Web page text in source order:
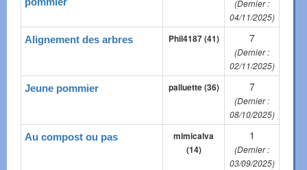
(Dernier :
04/11/2025)
Alignement des arbres Phil4187 (41) 7
(Dernier :
02/11/2025)
Jeune pommier palluette (36) 7
(Dernier :
08/10/2025)
Au compost ou pas
mimicalva
(14)
1
(Dernier :
03/09/2025)